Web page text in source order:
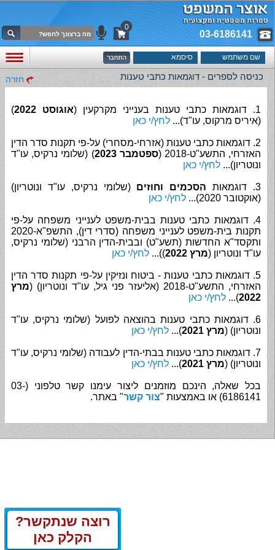
03-6186141
0
כניסה לספרים - דוגמאות כתבי טענות חזרה
1. דוגמאות כתבי טענות בענייני מקרקעין ( אוגוסט 2022
)
(איריס מרקוס, עו"ד)... לחץ/י כאן
2. דוגמאות כתבי טענות (אזרחי-מסחרי) על-פי תקנות סדר הדין
האזרחי, התשע"ט-2018 (
ספטמבר 2023
) (שלומי נרקיס, עו"ד
ונוטריון)... לחץ/י כאן
3. דוגמאות הסכמים וחוזים (שלומי נרקיס, עו"ד ונוטריון)
(אוקטובר 2020)...
לחץ/י כאן
4. דוגמאות כתבי טענות בבית-משפט לענייני משפחה על-פי
תקנות בית-משפט לענייני משפחה (סדרי דין), התשפ"א-2020
ותקסד"א החדשות (תשע"ט) ובבית-הדין הרבני (שלומי נרקיס,
עו"ד ונוטריון (מרץ 2022 ))... לחץ/י כאן
5. דוגמאות כתבי טענות - ביטוח ונזיקין על-פי תקנות סדר הדין
האזרחי, התשע"ט-2018 (אליעזר פני גיל, עו"ד ונוטריון) (
מרץ
2022
)... לחץ/י כאן
6. דוגמאות כתבי טענות בהוצאה לפועל (שלומי נרקיס, עו"ד
ונוטריון) (מרץ 2021 )... לחץ/י כאן
7. דוגמאות כתבי טענות בבתי-הדין לעבודה (שלומי נרקיס, עו"ד
ונוטריון) (מרץ 2021 )... לחץ/י כאן
בכל שאלה, הינכם מוזמנים ליצור עימנו קשר טלפוני (03-
6186141) או באמצעות "
צור קשר" באתר.
רוצה שנתקשר?
הקלק כאן